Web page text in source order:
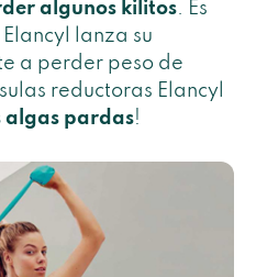
algunos kilitos. Es
lanza su
a perder peso de
reductoras Elancyl
algas pardas!